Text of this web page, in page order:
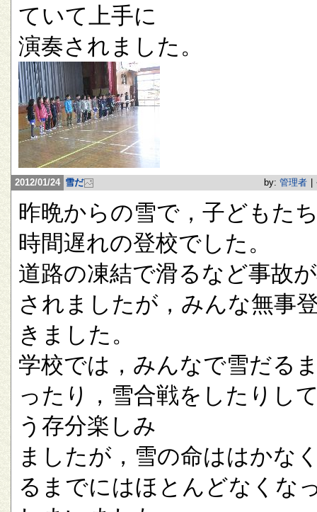
ていて上手に
演奏されました。
2012/01/24 雪だ by: 管理者
昨晩からの雪で，子どもた
時間遅れの登校でした。
道路の凍結で滑るなど事故
されましたが，みんな無事
きました。
学校では，みんなで雪だる
ったり，雪合戦をしたりし
う存分楽しみ
ましたが，雪の命ははかな
るまでにはほとんどなくな